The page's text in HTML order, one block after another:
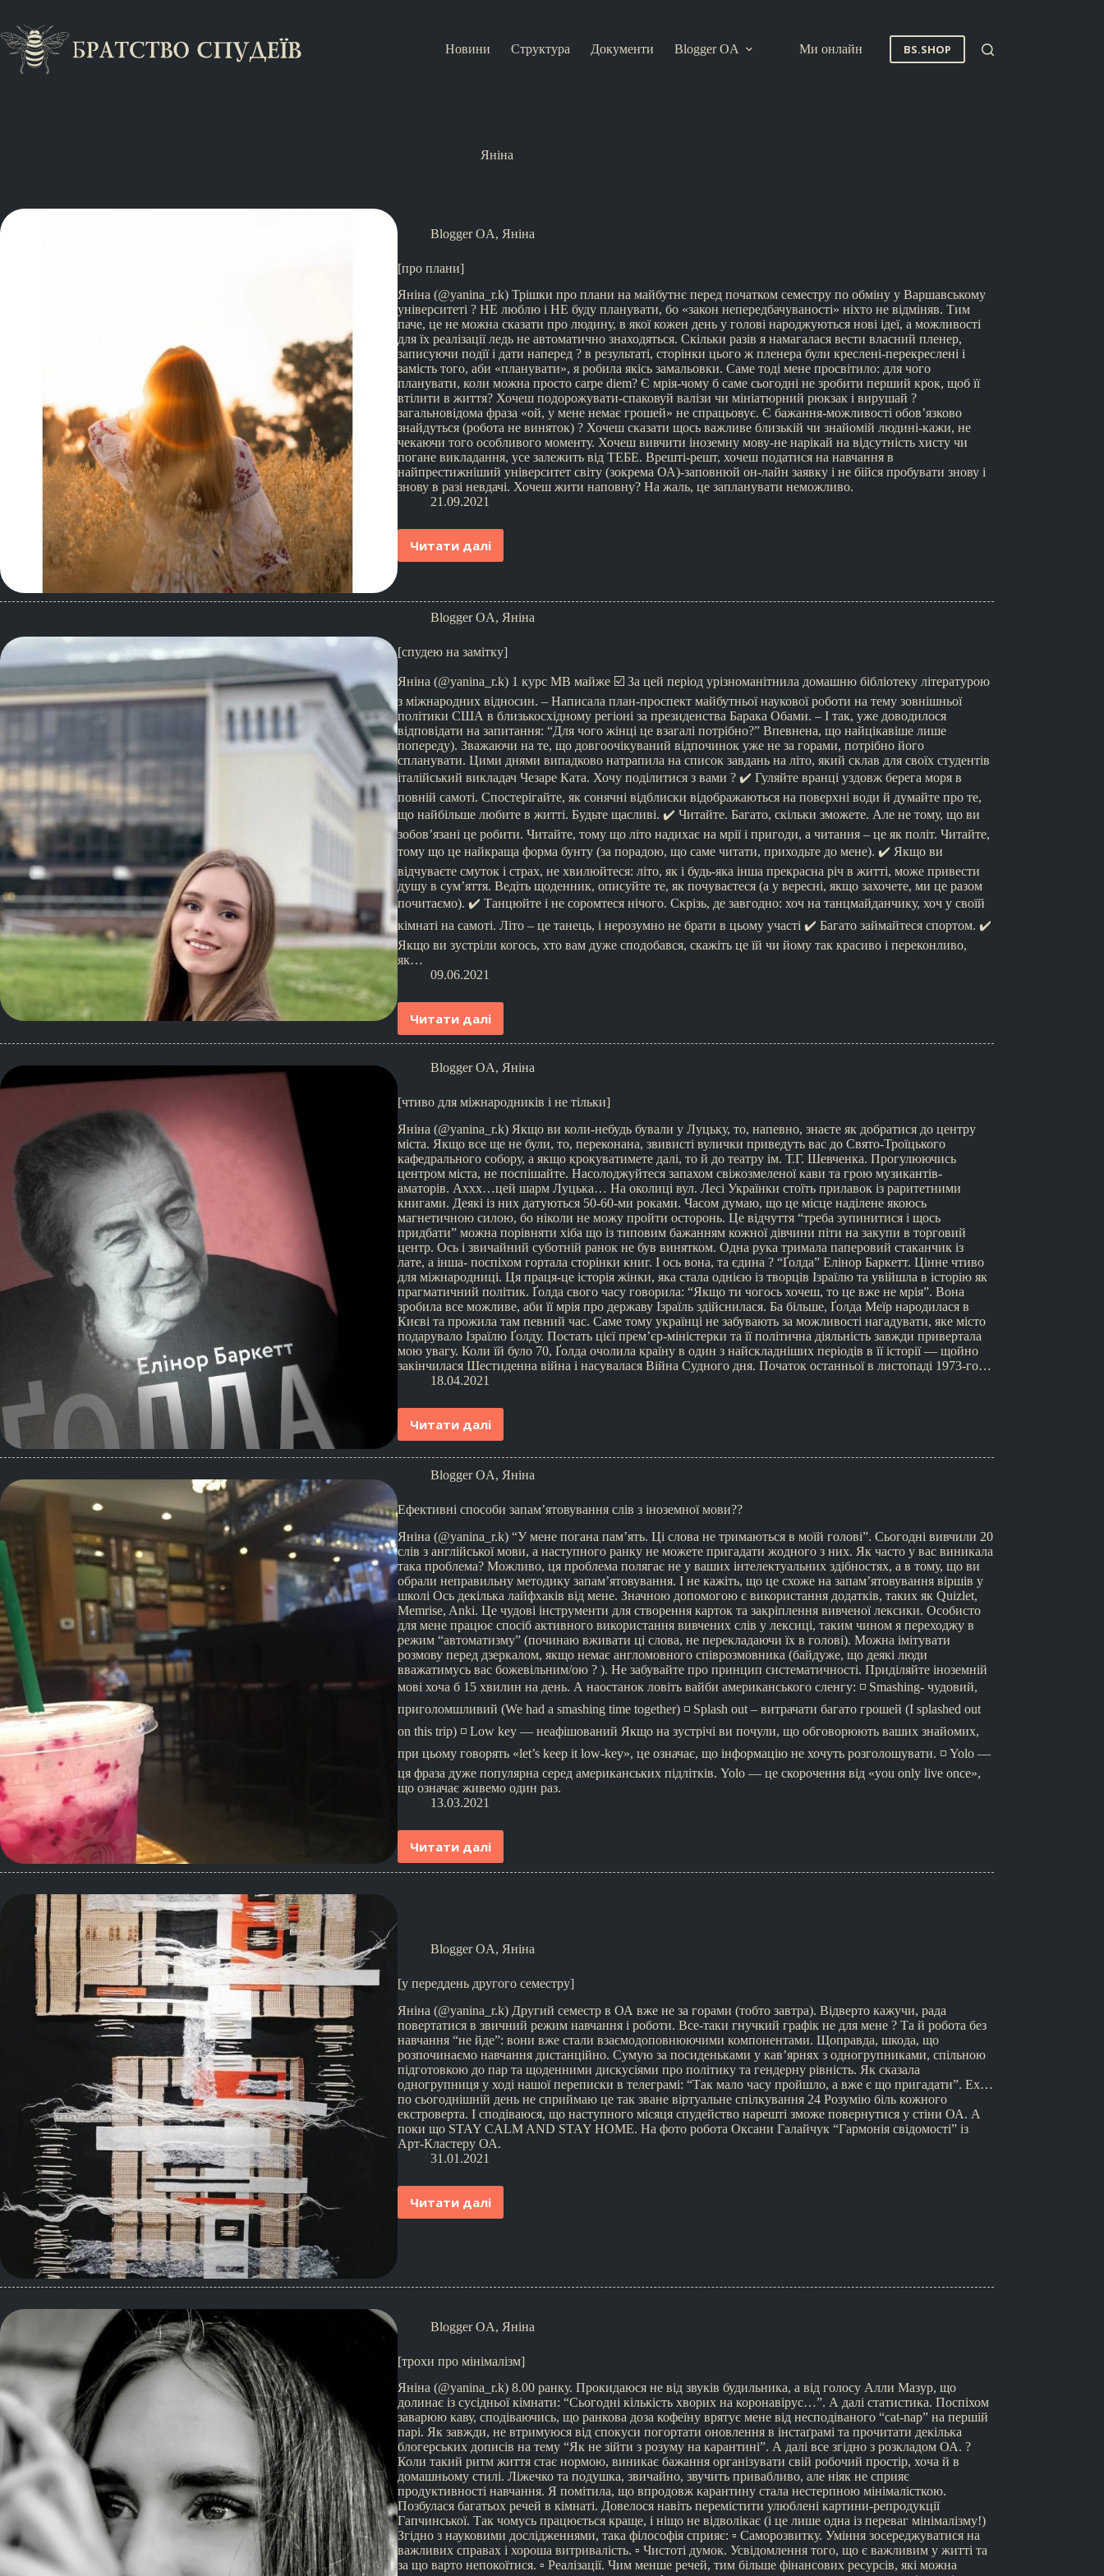
Новини Структура Документи Blogger OA Ми онлайн BS.SHOP
Яніна
Blogger OA, Яніна
[про плани]
Яніна (@yanina_r.k) Трішки про плани на майбутнє перед початком семестру по обміну у Варшавському
університеті ? НЕ люблю і НЕ буду планувати, бо «закон непередбачуваності» ніхто не відміняв. Тим
паче, це не можна сказати про людину, в якої кожен день у голові народжуються нові ідеї, а можливості
для їх реалізації ледь не автоматично знаходяться. Скільки разів я намагалася вести власний пленер,
записуючи подїї і дати наперед ? в результаті, сторінки цього ж пленера були креслені-перекреслені і
замість того, аби «планувати», я робила якісь замальовки. Саме тоді мене просвітило: для чого
планувати, коли можна просто carpe diem? Є мрія-чому б саме сьогодні не зробити перший крок, щоб її
втілити в життя? Хочеш подорожувати-спаковуй валізи чи мініатюрний рюкзак і вирушай ?
загальновідома фраза «ой, у мене немає грошей» не спрацьовує. Є бажання-можливості обов’язково
знайдуться (робота не виняток) ? Хочеш сказати щось важливе близькій чи знайомій людині-кажи, не
чекаючи того особливого моменту. Хочеш вивчити іноземну мову-не нарікай на відсутність хисту чи
погане викладання, усе залежить від ТЕБЕ. Врешті-решт, хочеш податися на навчання в
найпрестижніший університет світу (зокрема ОА)-заповнюй он-лайн заявку і не бійся пробувати знову і
знову в разі невдачі. Хочеш жити наповну? На жаль, це запланувати неможливо.
21.09.2021
Читати далі
Blogger OA, Яніна
[спудею на замітку]
Яніна (@yanina_r.k) 1 курс МВ майже ☑️ За цей період урізноманітнила домашню бібліотеку літературою
з міжнародних відносин. – Написала план-проспект майбутньої наукової роботи на тему зовнішньої
політики США в близькосхідному регіоні за президенства Барака Обами. – І так, уже доводилося
відповідати на запитання: “Для чого жінці це взагалі потрібно?” Впевнена, що найцікавіше лише
попереду). Зважаючи на те, що довгоочікуваний відпочинок уже не за горами, потрібно його
спланувати. Цими днями випадково натрапила на список завдань на літо, який склав для своїх студентів
італійський викладач Чезаре Ката. Хочу поділитися з вами ? ✔️ Гуляйте вранці уздовж берега моря в
повній самоті. Спостерігайте, як сонячні відблиски відображаються на поверхні води й думайте про те,
що найбільше любите в житті. Будьте щасливі. ✔️ Читайте. Багато, скільки зможете. Але не тому, що ви
зобов’язані це робити. Читайте, тому що літо надихає на мрії і пригоди, а читання – це як політ. Читайте,
тому що це найкраща форма бунту (за порадою, що саме читати, приходьте до мене). ✔️ Якщо ви
відчуваєте смуток і страх, не хвилюйтеся: літо, як і будь-яка інша прекрасна річ в житті, може привести
душу в сум’яття. Ведіть щоденник, описуйте те, як почуваєтеся (а у вересні, якщо захочете, ми це разом
почитаємо). ✔️ Танцюйте і не соромтеся нічого. Скрізь, де завгодно: хоч на танцмайданчику, хоч у своїй
кімнаті на самоті. Літо – це танець, і нерозумно не брати в цьому участі ✔️ Багато займайтеся спортом. ✔️
Якщо ви зустріли когось, хто вам дуже сподобався, скажіть це їй чи йому так красиво і переконливо,
як…
09.06.2021
Читати далі
Blogger OA, Яніна
[чтиво для міжнародників і не тільки]
Яніна (@yanina_r.k) Якщо ви коли-небудь бували у Луцьку, то, напевно, знаєте як добратися до центру
міста. Якщо все ще не були, то, переконана, звивисті вулички приведуть вас до Свято-Троїцького
кафедрального собору, а якщо крокуватимете далі, то й до театру ім. Т.Г. Шевченка. Прогулюючись
центром міста, не поспішайте. Насолоджуйтеся запахом свіжозмеленої кави та грою музикантів-
аматорів. Аххх…цей шарм Луцька… На околиці вул. Лесі Українки стоїть прилавок із раритетними
книгами. Деякі із них датуються 50-60-ми роками. Часом думаю, що це місце наділене якоюсь
магнетичною силою, бо ніколи не можу пройти осторонь. Це відчуття “треба зупинитися і щось
придбати” можна порівняти хіба що із типовим бажанням кожної дівчини піти на закупи в торговий
центр. Ось і звичайний суботній ранок не був винятком. Одна рука тримала паперовий стаканчик із
лате, а інша- поспіхом гортала сторінки книг. І ось вона, та єдина ? “Ґолда” Елінор Баркетт. Цінне чтиво
для міжнародниці. Ця праця-це історія жінки, яка стала однією із творців Ізраїлю та увійшла в історію як
прагматичний політик. Ґолда свого часу говорила: “Якщо ти чогось хочеш, то це вже не мрія”. Вона
зробила все можливе, аби її мрія про державу Ізраїль здійснилася. Ба більше, Ґолда Меїр народилася в
Києві та прожила там певний час. Саме тому українці не забувають за можливості нагадувати, яке місто
подарувало Ізраїлю Ґолду. Постать цієї прем’єр-міністерки та її політична діяльність завжди привертала
мою увагу. Коли їй було 70, Ґолда очолила країну в один з найскладніших періодів в її історії — щойно
закінчилася Шестиденна війна і насувалася Війна Судного дня. Початок останньої в листопаді 1973-го…
18.04.2021
Читати далі
Blogger OA, Яніна
Ефективні способи запам’ятовування слів з іноземної мови??
Яніна (@yanina_r.k) “У мене погана пам’ять. Ці слова не тримаються в моїй голові”. Сьогодні вивчили 20
слів з англійської мови, а наступного ранку не можете пригадати жодного з них. Як часто у вас виникала
така проблема? Можливо, ця проблема полягає не у ваших інтелектуальних здібностях, а в тому, що ви
обрали неправильну методику запам’ятовування. І не кажіть, що це схоже на запам’ятовування віршів у
школі Ось декілька лайфхаків від мене. Значною допомогою є використання додатків, таких як Quizlet,
Memrise, Anki. Це чудові інструменти для створення карток та закріплення вивченої лексики. Особисто
для мене працює спосіб активного використання вивчених слів у лексиці, таким чином я переходжу в
режим “автоматизму” (починаю вживати ці слова, не перекладаючи їх в голові). Можна імітувати
розмову перед дзеркалом, якщо немає англомовного співрозмовника (байдуже, що деякі люди
вважатимусь вас божевільним/ою ? ). Не забувайте про принцип систематичності. Приділяйте іноземній
мові хоча б 15 хвилин на день. А наостанок ловіть вайби американського сленгу: ◽️ Smashing- чудовий,
приголомшливий (We had a smashing time together) ◽️ Splash out – витрачати багато грошей (I splashed out
on this trip) ◽️ Low key — неафішований Якщо на зустрічі ви почули, що обговорюють ваших знайомих,
при цьому говорять «let’s keep it low-key», це означає, що інформацію не хочуть розголошувати. ◽️ Yolo —
ця фраза дуже популярна серед американських підлітків. Yolo — це скорочення від «you only live once»,
що означає живемо один раз.
13.03.2021
Читати далі
Blogger OA, Яніна
[у переддень другого семестру]
Яніна (@yanina_r.k) Другий семестр в ОА вже не за горами (тобто завтра). Відверто кажучи, рада
повертатися в звичний режим навчання і роботи. Все-таки гнучкий графік не для мене ? Та й робота без
навчання “не йде”: вони вже стали взаємодоповнюючими компонентами. Щоправда, шкода, що
розпочинаємо навчання дистанційно. Сумую за посиденьками у кав’ярнях з одногрупниками, спільною
підготовкою до пар та щоденними дискусіями про політику та гендерну рівність. Як сказала
одногрупниця у ході нашої переписки в телеграмі: “Так мало часу пройшло, а вже є що пригадати”. Ех…
по сьогоднішній день не сприймаю це так зване віртуальне спілкування 24 Розумію біль кожного
екстроверта. І сподіваюся, що наступного місяця спудейство нарешті зможе повернутися у стіни ОА. А
поки що STAY CALM AND STAY HOME. На фото робота Оксани Галайчук “Гармонія свідомості” із
Арт-Кластеру ОА.
31.01.2021
Читати далі
Blogger OA, Яніна
[трохи про мінімалізм]
Яніна (@yanina_r.k) 8.00 ранку. Прокидаюся не від звуків будильника, а від голосу Алли Мазур, що
долинає із сусідньої кімнати: “Сьогодні кількість хворих на коронавірус…”. А далі статистика. Поспіхом
заварюю каву, сподіваючись, що ранкова доза кофеїну врятує мене від несподіваного “cat-nap” на першій
парі. Як завжди, не втримуюся від спокуси погортати оновлення в інстаґрамі та прочитати декілька
блогерських дописів на тему “Як не зійти з розуму на карантині”. А далі все згідно з розкладом ОА. ?
Коли такий ритм життя стає нормою, виникає бажання організувати свій робочий простір, хоча й в
домашньому стилі. Ліжечко та подушка, звичайно, звучить привабливо, але ніяк не сприяє
продуктивності навчання. Я помітила, що впродовж карантину стала нестерпною мінімалісткою.
Позбулася багатьох речей в кімнаті. Довелося навіть перемістити улюблені картини-репродукції
Гапчинської. Так чомусь працюється краще, і ніщо не відволікає (і це лише одна із переваг мінімалізму!)
Згідно з науковими дослідженнями, така філософія сприяє: ▫️ Саморозвитку. Уміння зосереджуватися на
важливих справах і хороша витривалість. ▫️ Чистоті думок. Усвідомлення того, що є важливим у житті та
за що варто непокоїтися. ▫️ Реалізації. Чим менше речей, тим більше фінансових ресурсів, які можна